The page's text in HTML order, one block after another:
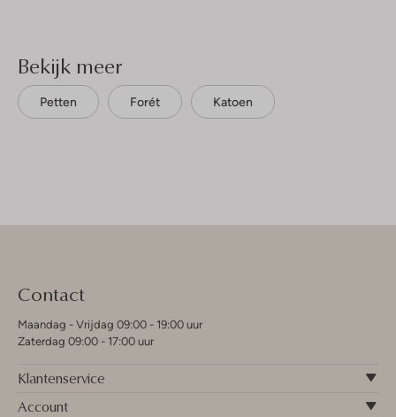
Bekijk meer
Petten Forét Katoen
Contact
Maandag - Vrijdag 09:00 - 19:00 uur
Zaterdag 09:00 - 17:00 uur
Klantenservice
Account